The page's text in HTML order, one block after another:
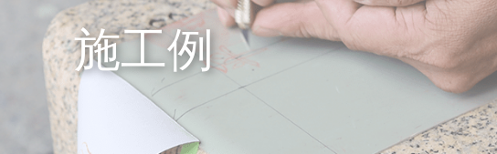
施工例